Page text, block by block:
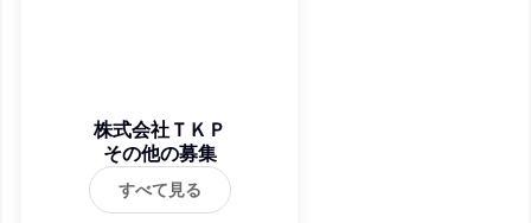
株式会社ＴＫＰ
その他の募集
すべて見る